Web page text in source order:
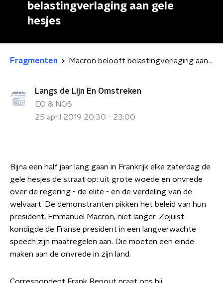
belastingverlaging aan gele
hesjes
Fragmenten Macron belooft belastingverlaging aan gele hesjes
Langs de Lijn En Omstreken
EO & NOS
25 april 2019 20:30 - 23:00
Bijna een half jaar lang gaan in Frankrijk elke zaterdag de
gele hesjes de straat op: uit grote woede en onvrede
over de regering - de elite - en de verdeling van de
welvaart. De demonstranten pikken het beleid van hun
president, Emmanuel Macron, niet langer. Zojuist
kondigde de Franse president in een langverwachte
speech zijn maatregelen aan. Die moeten een einde
maken aan de onvrede in zijn land.